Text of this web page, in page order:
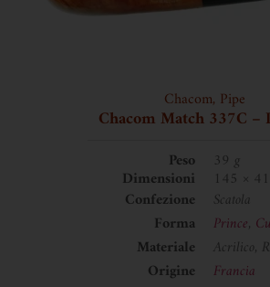
Chacom, Pipe
Chacom Match 337C –
Peso 39 g
Dimensioni
145 ×
Confezione
Scatola
Forma
Prince,
Materiale
Acrilico,
Origine
Francia